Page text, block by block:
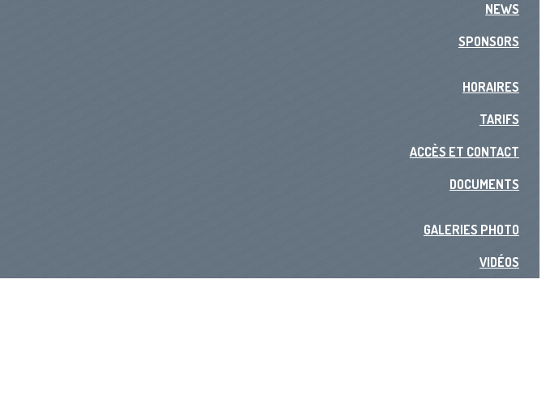
NEWS
SPONSORS
HORAIRES
TARIFS
ACCÈS ET CONTACT
DOCUMENTS
GALERIES PHOTO
VIDÉOS